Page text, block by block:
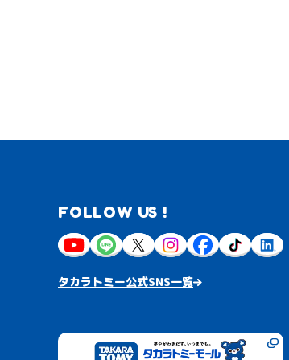
FOLLOW US !
タカラトミー公式SNS一覧